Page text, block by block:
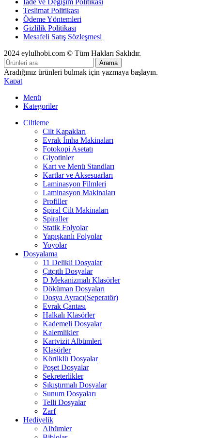
Teslimat Politikası
Ödeme Yöntemleri
Gizlilik Politikası
Mesafeli Satış Sözleşmesi
2024 eylulhobi.com © Tüm Hakları Saklıdır.
Arama
Aradığınız ürünleri bulmak için yazmaya başlayın.
Kapat
Menü
Kategoriler
Ciltleme
Cilt Kapakları
Evrak İmha Makinaları
Fotokopi Asetatı
Giyotinler
Kart ve Menü Standları
Kartlar ve Aksesuarları
Laminasyon Filmleri
Laminasyon Makinaları
Profiller
Spiral Cilt Makinaları
Spiraller
Statik Folyolar
Yapışkanlı Folyolar
Yoyolar
Dosyalama
11 Delikli Dosyalar
Çıtçıtlı Dosyalar
D Mekanizmalı Klasörler
Döküman Dosyaları
Dosya Ayracı(Seperatör)
Evrak Çantası
Halkalı Klasörler
Kademeli Dosyalar
Kalemlikler
Kartvizit Albümleri
Klasörler
Körüklü Dosyalar
Poşet Dosyalar
Sekreterlikler
Sıkıştırmalı Dosyalar
Sunum Dosyaları
Telli Dosyalar
Zarf
Hediyelik
Albümler